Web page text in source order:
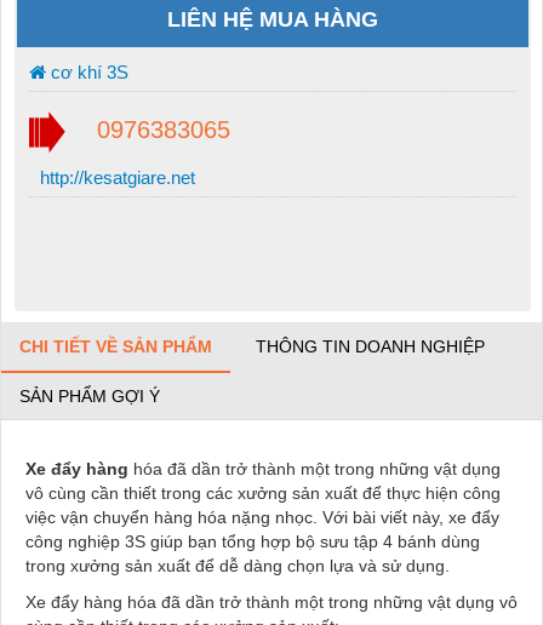
LIÊN HỆ MUA HÀNG
cơ khí 3S
0976383065
http://kesatgiare.net
CHI TIẾT VỀ SẢN PHẨM THÔNG TIN DOANH NGHIỆP
SẢN PHẨM GỢI Ý
Xe đẩy hàng hóa đã dần trở thành một trong những vật dụng
vô cùng cần thiết trong các xưởng sản xuất để thực hiện công
việc vận chuyển hàng hóa nặng nhọc. Với bài viết này, xe đẩy
công nghiệp 3S giúp bạn tổng hợp bộ sưu tập 4 bánh dùng
trong xưởng sản xuất để dễ dàng chọn lựa và sử dụng.
Xe đẩy hàng hóa đã dần trở thành một trong những vật dụng vô